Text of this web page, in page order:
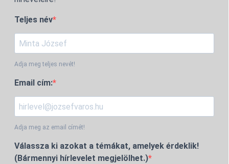
Teljes név
Adja meg teljes nevét!
Email cím:
Adja meg az email címét!
Válassza ki azokat a témákat, amelyek érdeklik!
(Bármennyi hírlevelet megjelölhet.)